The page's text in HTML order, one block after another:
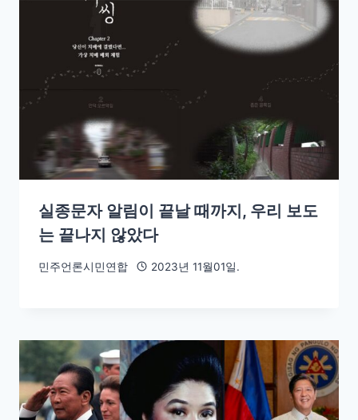
실종문자 알림이 끝날 때까지, 우리 보도
는 끝나지 않았다
민주언론시민연합 2023년 11월01일.